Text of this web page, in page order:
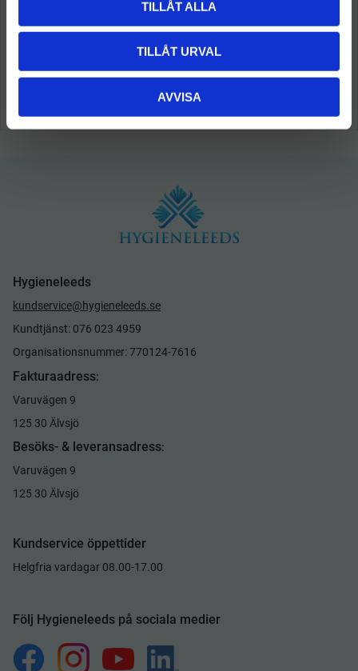
TILLÅT ALLA
TILLÅT URVAL
AVVISA
Hygieneleeds
kundservice@hygieneleeds.se
Kundtjänst: 076 023 4959
Organisationsnummer: 770124-7616
Fakturaadress:
Varuvägen 9
125 30 Älvsjö
Besöks- & leveransadress:
Varuvägen 9
125 30 Älvsjö
Kundservice öppettider
Helgfria vardagar 08.00-17.00
Följ Hygieneleeds på sociala medier